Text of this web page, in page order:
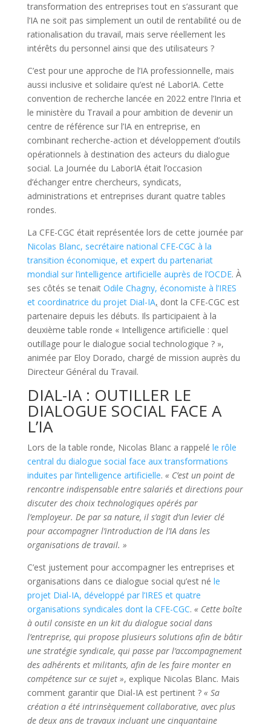
transformation des entreprises tout en s’assurant que
l’IA ne soit pas simplement un outil de rentabilité ou de
rationalisation du travail, mais serve réellement les
intérêts du personnel ainsi que des utilisateurs ?
C’est pour une approche de l’IA professionnelle, mais
aussi inclusive et solidaire qu’est né LaborIA. Cette
convention de recherche lancée en 2022 entre l’Inria et
le ministère du Travail a pour ambition de devenir un
centre de référence sur l’IA en entreprise, en
combinant recherche-action et développement d’outils
opérationnels à destination des acteurs du dialogue
social. La Journée du LaborIA était l’occasion
d’échanger entre chercheurs, syndicats,
administrations et entreprises durant quatre tables
rondes.
La CFE-CGC était représentée lors de cette journée par
Nicolas Blanc, secrétaire national CFE-CGC à la
transition économique, et expert du partenariat
mondial sur l’intelligence artificielle auprès de l’OCDE. À
ses côtés se tenait Odile Chagny, économiste à l’IRES
et coordinatrice du projet Dial-IA, dont la CFE-CGC est
partenaire depuis les débuts. Ils participaient à la
deuxième table ronde « Intelligence artificielle : quel
outillage pour le dialogue social technologique ? »,
animée par Eloy Dorado, chargé de mission auprès du
Directeur Général du Travail.
DIAL-IA : OUTILLER LE
DIALOGUE SOCIAL FACE A
L’IA
Lors de la table ronde, Nicolas Blanc a rappelé le rôle
central du dialogue social face aux transformations
induites par l’intelligence artificielle. « C’est un point de
rencontre indispensable entre salariés et directions pour
discuter des choix technologiques opérés par
l’employeur. De par sa nature, il s’agit d’un levier clé
pour accompagner l’introduction de l’IA dans les
organisations de travail. »
C’est justement pour accompagner les entreprises et
organisations dans ce dialogue social qu’est né le
projet Dial-IA, développé par l’IRES et quatre
organisations syndicales dont la CFE-CGC. « Cette boîte
à outil consiste en un kit du dialogue social dans
l’entreprise, qui propose plusieurs solutions afin de bâtir
une stratégie syndicale, qui passe par l’accompagnement
des adhérents et militants, afin de les faire monter en
compétence sur ce sujet », explique Nicolas Blanc. Mais
comment garantir que Dial-IA est pertinent ? « Sa
création a été intrinsèquement collaborative, avec plus
de deux ans de travaux incluant une cinquantaine